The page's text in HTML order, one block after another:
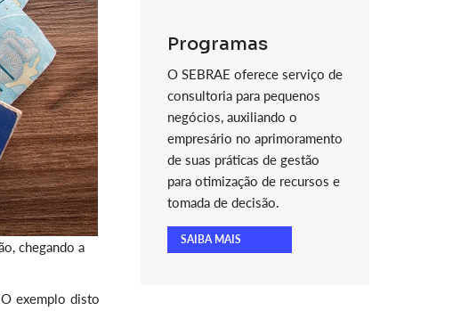
chegando a
exemplo disto
Programas
O SEBRAE oferece serviço de
consultoria para pequenos
negócios, auxiliando o
empresário no aprimoramento
de suas práticas de gestão
para otimização de recursos e
tomada de decisão.
SAIBA MAIS